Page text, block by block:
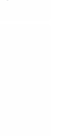
so das
mit